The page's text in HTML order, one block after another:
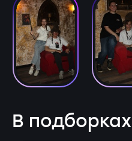
В подборках